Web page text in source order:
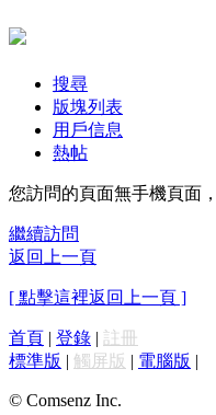
搜尋
版塊列表
用戶信息
熱帖
您訪問的頁面無手機頁面
繼續訪問
返回上一頁
[ 點擊這裡返回上一頁 ]
首頁 | 登錄 | 註冊
標準版 | 觸屏版 | 電腦版 |
© Comsenz Inc.